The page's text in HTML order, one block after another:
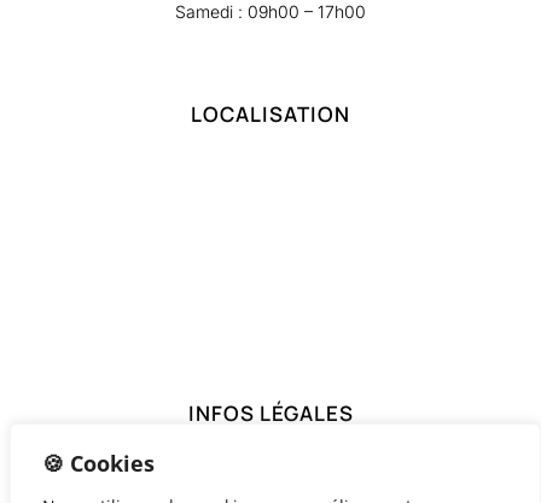
🍪 Cookies
Samedi : 09h00 – 17h00
LOCALISATION
INFOS LÉGALES